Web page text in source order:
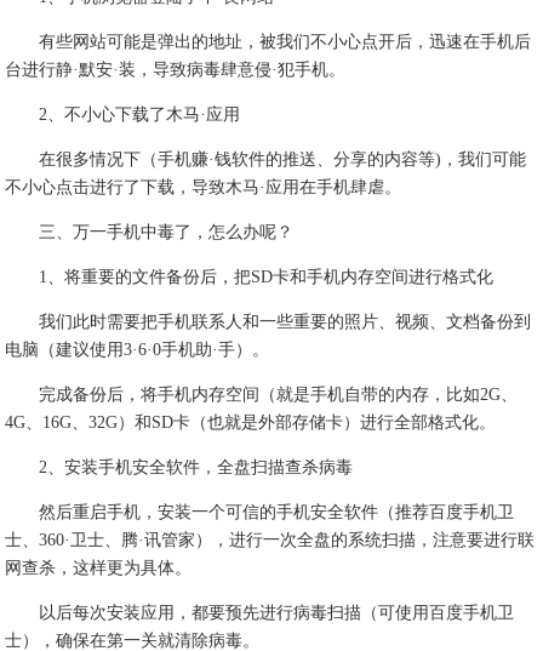
有些网站可能是弹出的地址，被我们不小心点开后，迅速在手机后
台进行静·默安·装，导致病毒肆意侵·犯手机。
2、不小心下载了木马·应用
在很多情况下（手机赚·钱软件的推送、分享的内容等)，我们可能
不小心点击进行了下载，导致木马·应用在手机肆虐。
三、万一手机中毒了，怎么办呢？
1、将重要的文件备份后，把SD卡和手机内存空间进行格式化
我们此时需要把手机联系人和一些重要的照片、视频、文档备份到
电脑（建议使用3·6·0手机助·手）。
完成备份后，将手机内存空间（就是手机自带的内存，比如2G、
4G、16G、32G）和SD卡（也就是外部存储卡）进行全部格式化。
2、安装手机安全软件，全盘扫描查杀病毒
然后重启手机，安装一个可信的手机安全软件（推荐百度手机卫
士、360·卫士、腾·讯管家），进行一次全盘的系统扫描，注意要进行联
网查杀，这样更为具体。
以后每次安装应用，都要预先进行病毒扫描（可使用百度手机卫
士），确保在第一关就清除病毒。